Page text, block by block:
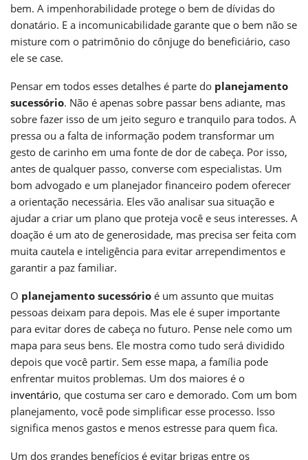
bem. A impenhorabilidade protege o bem de dívidas do
donatário. E a incomunicabilidade garante que o bem não se
misture com o patrimônio do cônjuge do beneficiário, caso
ele se case.
Pensar em todos esses detalhes é parte do planejamento
sucessório. Não é apenas sobre passar bens adiante, mas
sobre fazer isso de um jeito seguro e tranquilo para todos. A
pressa ou a falta de informação podem transformar um
gesto de carinho em uma fonte de dor de cabeça. Por isso,
antes de qualquer passo, converse com especialistas. Um
bom advogado e um planejador financeiro podem oferecer
a orientação necessária. Eles vão analisar sua situação e
ajudar a criar um plano que proteja você e seus interesses. A
doação é um ato de generosidade, mas precisa ser feita com
muita cautela e inteligência para evitar arrependimentos e
garantir a paz familiar.
O planejamento sucessório é um assunto que muitas
pessoas deixam para depois. Mas ele é super importante
para evitar dores de cabeça no futuro. Pense nele como um
mapa para seus bens. Ele mostra como tudo será dividido
depois que você partir. Sem esse mapa, a família pode
enfrentar muitos problemas. Um dos maiores é o
inventário, que costuma ser caro e demorado. Com um bom
planejamento, você pode simplificar esse processo. Isso
significa menos gastos e menos estresse para quem fica.
Um dos grandes benefícios é evitar brigas entre os